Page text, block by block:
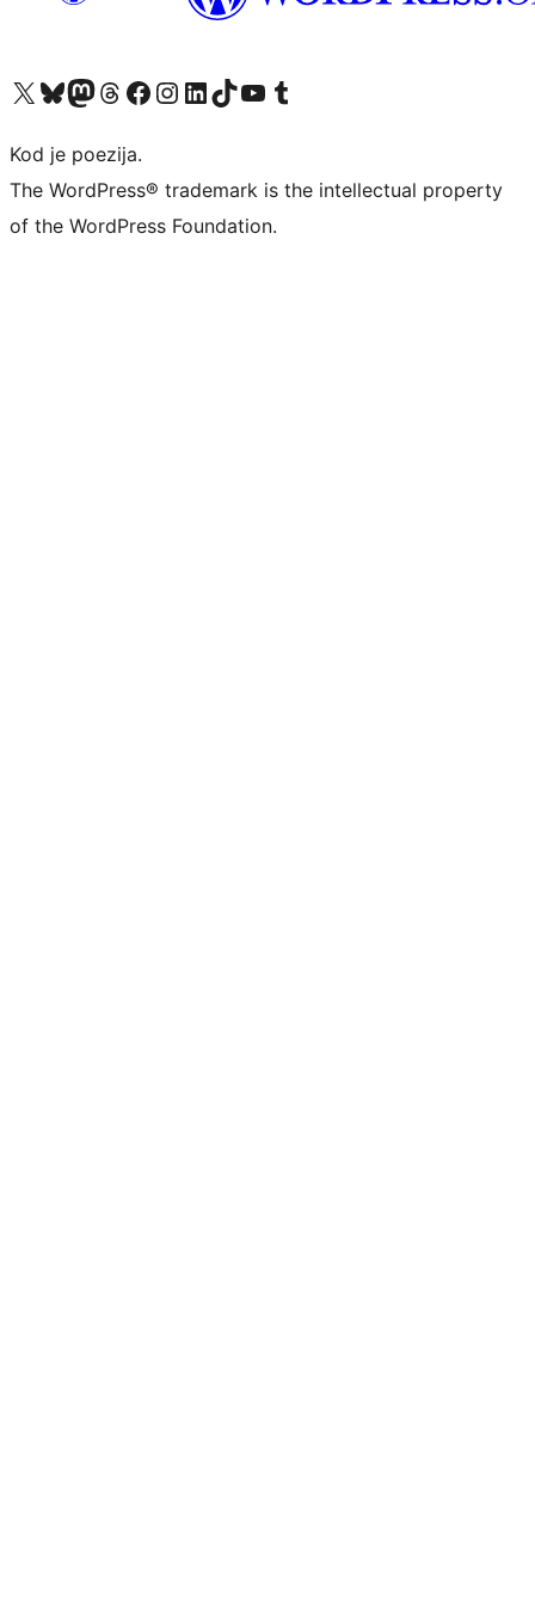
Visit our X (formerly Twitter) account
Visit our Bluesky account
Visit our Mastodon account
Visit our Threads account
Visit our Facebook page
Visit our Instagram account
Visit our LinkedIn account
Visit our TikTok account
Visit our YouTube channel
Visit our Tumblr account
Kod je poezija.
The WordPress® trademark is the intellectual property
of the WordPress Foundation.